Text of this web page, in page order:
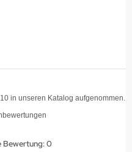
in unseren Katalog aufgenommen.
Bewertung: 0